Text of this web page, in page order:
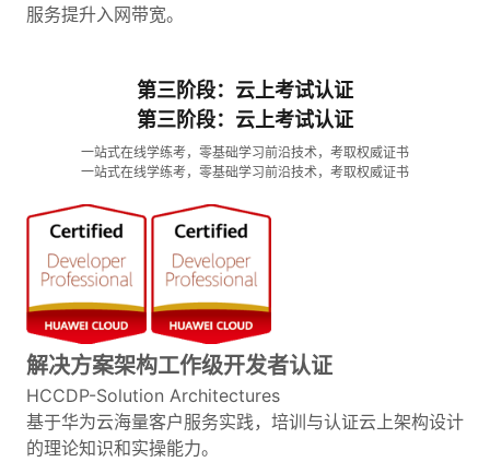
服务提升入网带宽。
第三阶段：云上考试认证
第三阶段：云上考试认证
一站式在线学练考，零基础学习前沿技术，考取权威证书
一站式在线学练考，零基础学习前沿技术，考取权威证书
解决方案架构工作级开发者认证
HCCDP-Solution Architectures
基于华为云海量客户服务实践，培训与认证云上架构设计
的理论知识和实操能力。